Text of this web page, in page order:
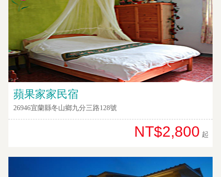
蘋果家家民宿
26946宜蘭縣冬山鄉九分三路128號
NT$2,800 起